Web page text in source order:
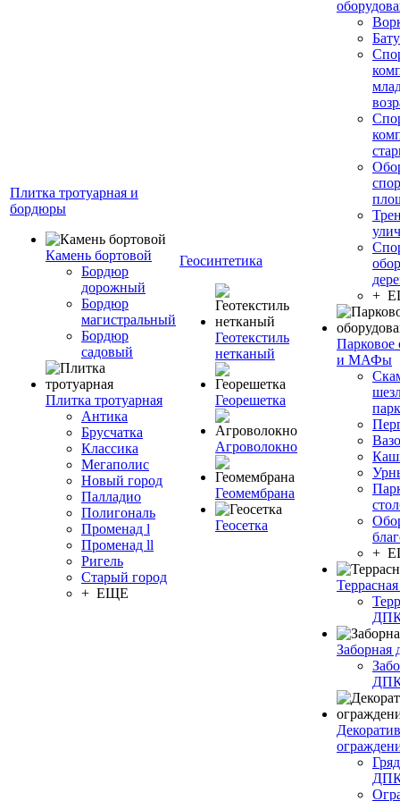
Плитка тротуарная и
бордюры
Камень бортовой
Бордюр
дорожный
Бордюр
магистральный
Бордюр
садовый
Плитка тротуарная
Антика
Брусчатка
Классика
Мегаполис
Новый город
Палладио
Полигональ
Променад l
Променад ll
Ригель
Старый город
+ ЕЩЕ
Геосинтетика
Геотекстиль
нетканый
Георешетка
Агроволокно
Геомембрана
Геосетка
+
Парковое
и МАФы
+
Заборная